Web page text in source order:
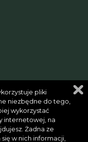
Przenieść do góry
pliki
niezbędne do tego,
wykorzystać
internetowej, na
Żadna ze
w nich informacji,